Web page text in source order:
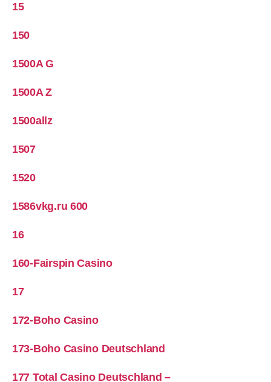
15
150
1500A G
1500A Z
1500allz
1507
1520
1586vkg.ru 600
16
160-Fairspin Casino
17
172-Boho Casino
173-Boho Casino Deutschland
177 Total Casino Deutschland –